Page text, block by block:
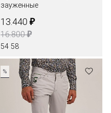
зауженные
13.440 ₽
16.800₽
54 58
%